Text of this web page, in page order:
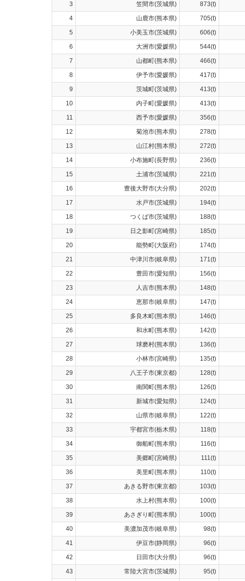
3
笠間市(茨城県) 873(t)
4
山鹿市(熊本県) 705(t)
5
小美玉市(茨城県) 606(t)
6
大洲市(愛媛県) 544(t)
7
山都町(熊本県) 466(t)
8
伊予市(愛媛県) 417(t)
9
茨城町(茨城県) 413(t)
10
内子町(愛媛県) 413(t)
11
西予市(愛媛県) 356(t)
12
菊池市(熊本県) 278(t)
13
山江村(熊本県) 272(t)
14
小布施町(長野県) 236(t)
15
土浦市(茨城県) 221(t)
16
豊後大野市(大分県) 202(t)
17
水戸市(茨城県) 194(t)
18
つくば市(茨城県) 188(t)
19
日之影町(宮崎県) 185(t)
20
能勢町(大阪府) 174(t)
21
中津川市(岐阜県) 171(t)
22
豊田市(愛知県) 156(t)
23
人吉市(熊本県) 148(t)
24
恵那市(岐阜県) 147(t)
25
多良木町(熊本県) 146(t)
26
和水町(熊本県) 142(t)
27
球磨村(熊本県) 136(t)
28
小林市(宮崎県) 135(t)
29
八王子市(東京都) 128(t)
30
南関町(熊本県) 126(t)
31
新城市(愛知県) 124(t)
32
山県市(岐阜県) 122(t)
33
宇都宮市(栃木県) 118(t)
34
御船町(熊本県) 116(t)
35
美郷町(宮崎県) 111(t)
36
美里町(熊本県) 110(t)
37
あきる野市(東京都) 103(t)
38
水上村(熊本県) 100(t)
39
あさぎり町(熊本県) 100(t)
40
美濃加茂市(岐阜県) 98(t)
41
伊豆市(静岡県) 96(t)
42
日田市(大分県) 96(t)
43
常陸大宮市(茨城県) 95(t)